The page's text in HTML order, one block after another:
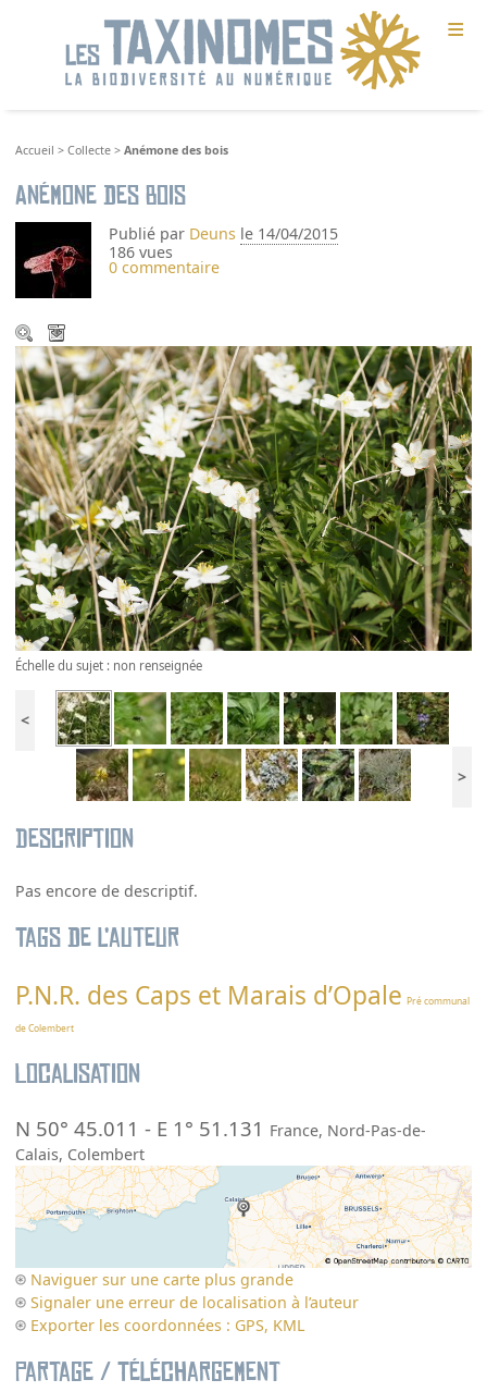
≡
Accueil >Collecte >Anémone des bois
Anémone des bois
Publié par Deuns le 14/04/2015
186 vues
0 commentaire
Échelle du sujet : non renseignée
<
>
Description
Pas encore de descriptif.
Tags de l’auteur
P.N.R. des Caps et Marais d’Opale Pré communal
de Colembert
Localisation
N 50° 45.011 - E 1° 51.131 France, Nord-Pas-de-
Calais, Colembert
Naviguer sur une carte plus grande
Signaler une erreur de localisation à l’auteur
Exporter les coordonnées : GPS, KML
Partage / Téléchargement